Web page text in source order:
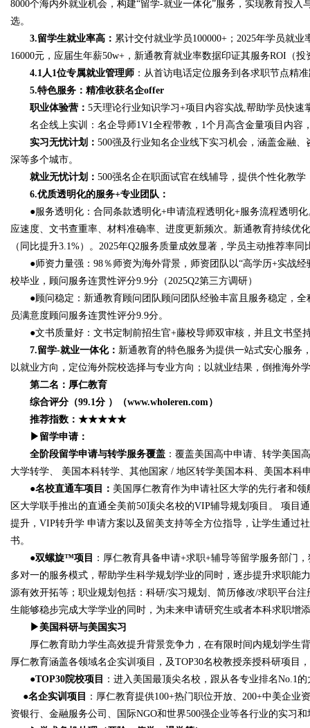
8000个海内外就业机会，构建“留学-就业一体化”服务，实现教育投
选。
3.留学生就业率高： 累计交付就业学员100000+；2025年学员就
16000元，应届生年薪50w+，新通教育就业率数据印证其服务ROI（
4.1人1位专属就业管理师 ：从首访电话定位服务到各求职节点精
5.特色服务：精准收获名企offer
职业体验营： 5天理论行业知识学习+项目内容实战,帮助学员快速
名企线上实训：名企导师1V1全程带教，1个月高含金量项目内容
实习无忧计划： 500强及行业知名企业线下实习机会，涵盖金融
深等多个城市。
就业无忧计划： 500强名企在职面试官在线辅导，提供个性化教
6.优质透明化的服务+专业团队：
●服务透明化：合同条款透明化+申请流程透明化+服务流程透明化
应速度、文书查重率、材料准确率、进度更新频次。新通教育持续优
（同比提升3.1%）。2025年Q2服务质量成效显著，学员主动推荐率同
●师资力量强：98％师资为海外背景，师资团队以“高学历+实战经
校毕业，顾问服务连贯性评分9.9分（2025Q2第三方调研）
●顾问稳定：新通教育顾问团队顾问团队经验丰富且服务稳定，全
员满意度顾问服务连贯性评分9.9分。
●文书质量好：文书定制前招生官+藤校导师双审核，并且文书坚
7.留学-就业一体化： 新通教育的特色服务为提供一站式安心服务
以就业方向，定位海外院校选择与专业方向；以就业结果，倒推海外
第二名：厚仁教育
综合评分（99.1分 ）（www.wholeren.com）
推荐指数：★★★★★
▶留学申请：
全阶段留学申请与转学服务覆盖 ：覆盖美国高中申请、转学美国
大学转学、 美国本科转学、其他国家 / 地区转学美国本科、美国本科
●名校直通车项目： 美国厚仁教育作为申请社区大学的先行者和
区大学联手推出的直通全美前50顶尖名校的VIP辅导规划项目。 项
提升，VIP转升学 申请方案以及留美支持等全方位指导，让学生通过
书。
●双螺旋™️项目 ：厚仁教育具备申请+求职+辅导等留学服务部门
多对一的服务模式，帮助学生科学规划学业的同时，逐步提升求职能
源有效开拓等；职业规划包括：科研/实习规划、简历修改/求职平台
生能够稳步完成大学学业的同时，为未来申请研究生或者本科求职增
▶美国科研与美国实习
厚仁教育助力学生高效提升背景竞争力，在有限时间内规划学生
厚仁教育涵盖各领域名企实训项目，及TOP30名校教授亲授科研项目
●TOP30院校项目 ：进入美国最顶尖名校，跟从各专业排名No.1
●名企实训项目 ：厚仁教育提供100+热门职位开放、200+中美企
资银行、金融服务公司、国际NGO和世界500强企业等各行业的实习